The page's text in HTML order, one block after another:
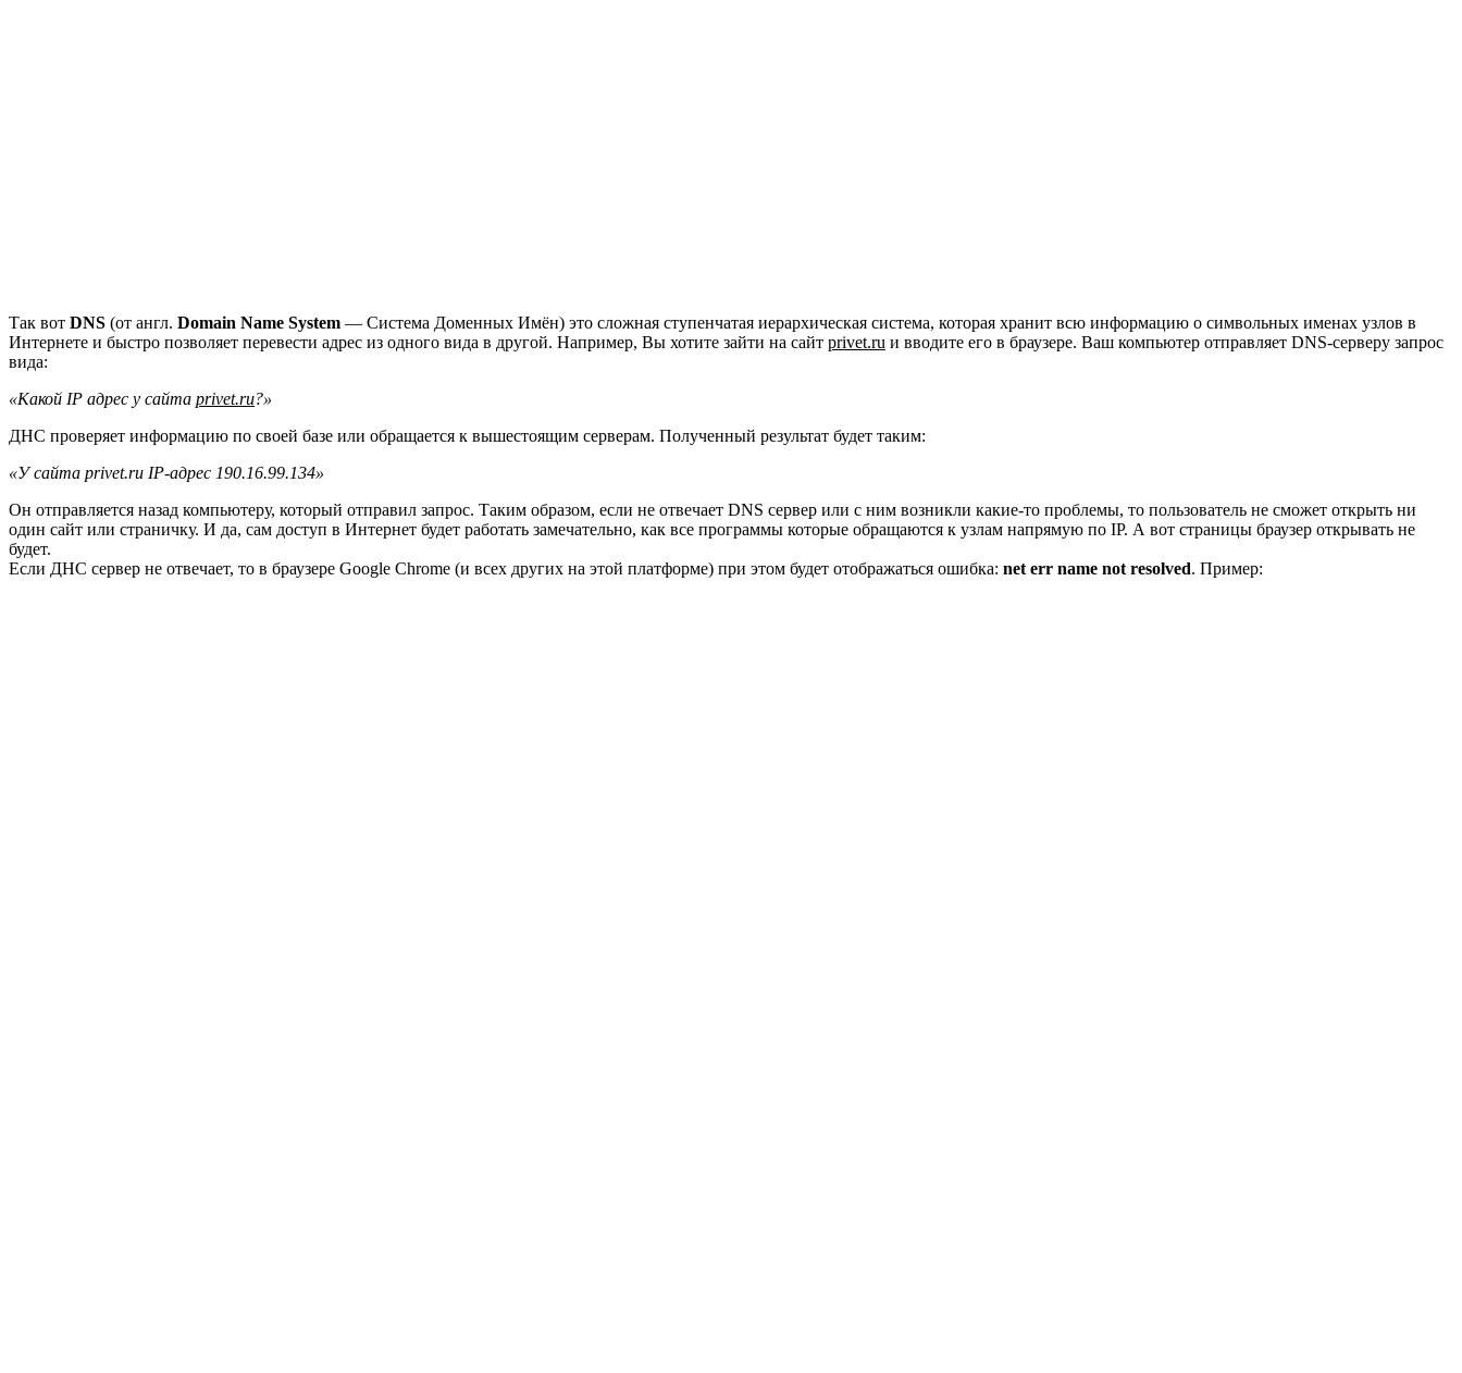
Так вот DNS (от англ. Domain Name System — Система Доменных Имён) это сложная ступенчатая иерархическая система, которая хранит всю информацию о символьных именах узлов в
Интернете и быстро позволяет перевести адрес из одного вида в другой. Например, Вы хотите зайти на сайт privet.ru и вводите его в браузере. Ваш компьютер отправляет DNS-серверу запрос
вида:
«Какой IP адрес у сайта privet.ru?»
ДНС проверяет информацию по своей базе или обращается к вышестоящим серверам. Полученный результат будет таким:
«У сайта privet.ru IP-адрес 190.16.99.134»
Он отправляется назад компьютеру, который отправил запрос. Таким образом, если не отвечает DNS сервер или с ним возникли какие-то проблемы, то пользователь не сможет открыть ни
один сайт или страничку. И да, сам доступ в Интернет будет работать замечательно, как все программы которые обращаются к узлам напрямую по IP. А вот страницы браузер открывать не
будет.
Если ДНС сервер не отвечает, то в браузере Google Chrome (и всех других на этой платформе) при этом будет отображаться ошибка: net err name not resolved. Пример: